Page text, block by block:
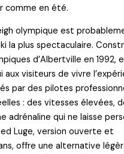
comme en été.
olympique est
la plus spectaculaire.
d’Albertville en 1992,
aux visiteurs de vivre
par des pilotes
: des vitesses élevées,
adrénaline qui ne laisse
Luge, version ouverte et
offre une alternative